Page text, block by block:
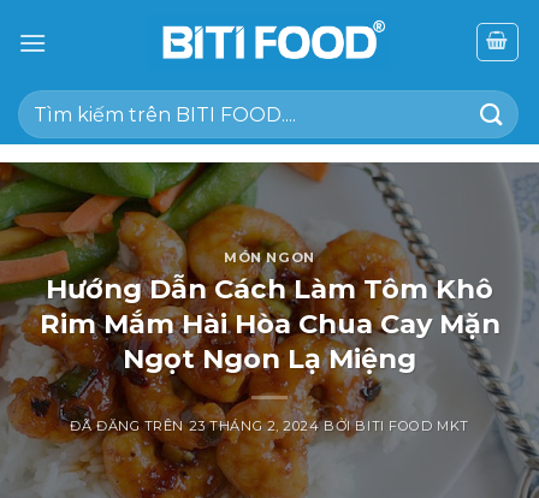
đến
dung
Tìm
kiếm:
MÓN NGON
Hướng Dẫn Cách Làm Tôm Khô
Rim Mắm Hài Hòa Chua Cay Mặn
Ngọt Ngon Lạ Miệng
ĐÃ ĐĂNG TRÊN23 THÁNG 2, 2024 BỞIBITI FOOD MKT